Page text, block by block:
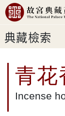
典藏檢索
青花
Incense